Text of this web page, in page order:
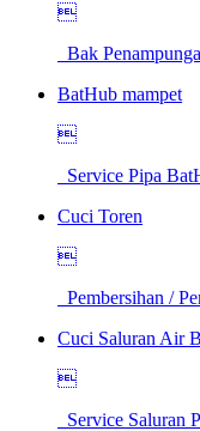

Bak
BatHub mampet

Service Pipa
Cuci Toren

Pembersihan /
Cuci Saluran Air

Service Saluran